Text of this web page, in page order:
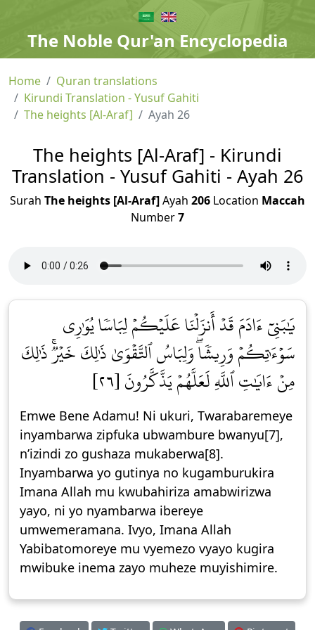
The Noble Qur'an Encyclopedia
Home
Quran translations
Kirundi Translation - Yusuf Gahiti
The heights [Al-Araf]
Ayah 26
The heights [Al-Araf] - Kirundi
Translation - Yusuf Gahiti - Ayah 26
Surah The heights [Al-Araf]Ayah 206 Location Maccah
Number7
يَٰبَنِيٓ ءَادَمَ قَدۡ أَنزَلۡنَا عَلَيۡكُمۡ لِبَاسٗا يُوَٰرِي
سَوۡءَٰتِكُمۡ وَرِيشٗاۖ وَلِبَاسُ ٱلتَّقۡوَىٰ ذَٰلِكَ خَيۡرٞۚ ذَٰلِكَ
مِنۡ ءَايَٰتِ ٱللَّهِ لَعَلَّهُمۡ يَذَّكَّرُونَ [٢٦]
Emwe Bene Adamu! Ni ukuri, Twarabaremeye
inyambarwa zipfuka ubwambure bwanyu[7],
n’izindi zo gushaza mukaberwa[8].
Inyambarwa yo gutinya no kugamburukira
Imana Allah mu kwubahiriza amabwirizwa
yayo, ni yo nyambarwa ibereye
umwemeramana. Ivyo, Imana Allah
Yabibatomoreye mu vyemezo vyayo kugira
mwibuke inema zayo muheze muyishimire.